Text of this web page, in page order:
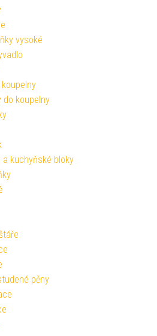
vysoké
do koupelny
a kuchyňské bloky
pěny